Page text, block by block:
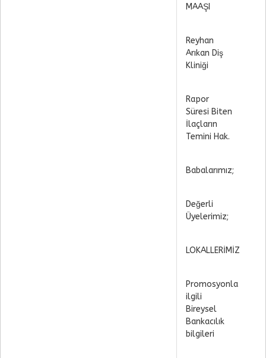
MAAŞI
Reyhan
Arıkan Diş
Kliniği
Rapor
Süresi Biten
İlaçların
Temini Hak.
Babalarımız;
Değerli
Üyelerimiz;
LOKALLERİMİZ
Promosyonla
ilgili
Bireysel
Bankacılık
bilgileri